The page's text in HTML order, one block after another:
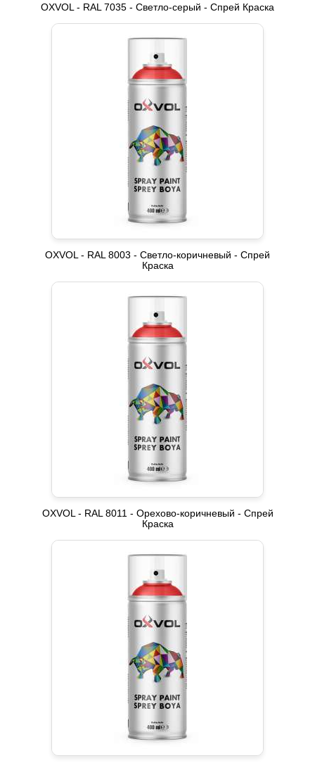
OXVOL - RAL 7035 - Светло-серый - Спрей Краска
OXVOL - RAL 8003 - Светло-коричневый - Спрей
Краска
OXVOL - RAL 8011 - Орехово-коричневый - Спрей
Краска